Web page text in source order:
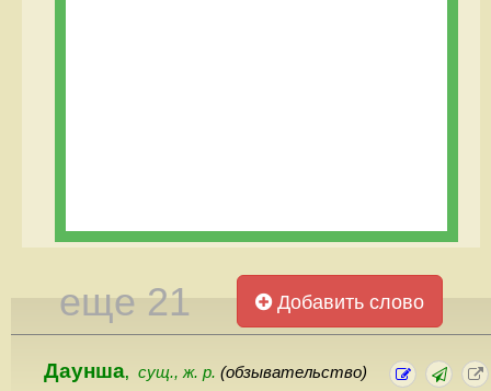
еще 21 Добавить слово
Даунша, сущ., ж. р. (обзывательство)